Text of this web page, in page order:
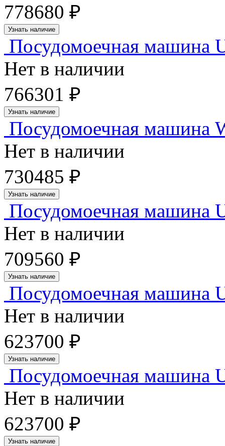
778680 ₽
Узнать наличие
Посудомоечная машина
Нет в наличии
766301 ₽
Узнать наличие
Посудомоечная машина
Нет в наличии
730485 ₽
Узнать наличие
Посудомоечная машина
Нет в наличии
709560 ₽
Узнать наличие
Посудомоечная машина
Нет в наличии
623700 ₽
Узнать наличие
Посудомоечная машина
Нет в наличии
623700 ₽
Узнать наличие